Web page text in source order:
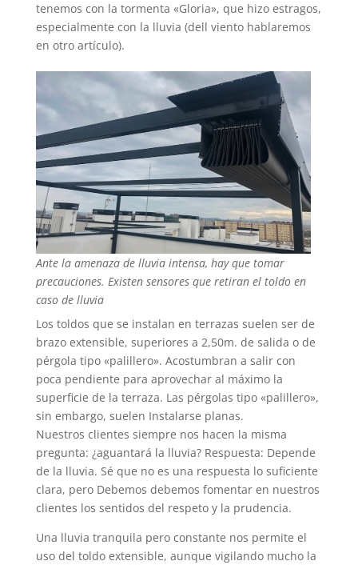
tenemos con la tormenta «Gloria», que hizo estragos,
especialmente con la lluvia (dell viento hablaremos
en otro artículo).
Ante la amenaza de lluvia intensa, hay que tomar
precauciones. Existen sensores que retiran el toldo en
caso de lluvia
Los toldos que se instalan en terrazas suelen ser de
brazo extensible, superiores a 2,50m. de salida o de
pérgola tipo «palillero». Acostumbran a salir con
poca pendiente para aprovechar al máximo la
superficie de la terraza. Las pérgolas tipo «palillero»,
sin embargo, suelen Instalarse planas.
Nuestros clientes siempre nos hacen la misma
pregunta: ¿aguantará la lluvia? Respuesta: Depende
de la lluvia. Sé que no es una respuesta lo suficiente
clara, pero Debemos debemos fomentar en nuestros
clientes los sentidos del respeto y la prudencia.
Una lluvia tranquila pero constante nos permite el
uso del toldo extensible, aunque vigilando mucho la